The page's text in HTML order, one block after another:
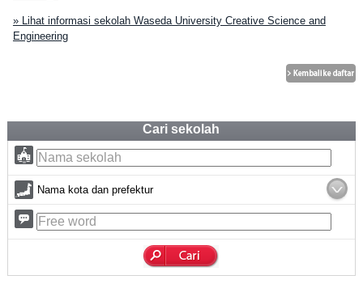
» Lihat informasi sekolah Waseda University Creative Science and
Engineering
Cari sekolah
Nama kota dan prefektur